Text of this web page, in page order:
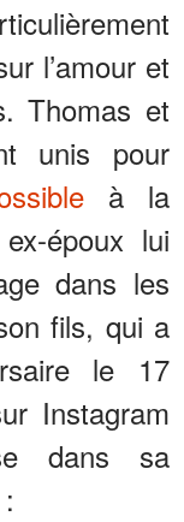
l’amour et
Thomas et
unis pour
à la
époux lui
dans les
fils, qui a
le 17
Instagram
dans sa